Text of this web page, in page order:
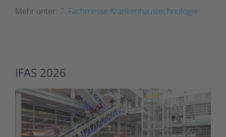
Mehr unter: 7. Fachmesse Krankenhaustechnologie
IFAS 2026